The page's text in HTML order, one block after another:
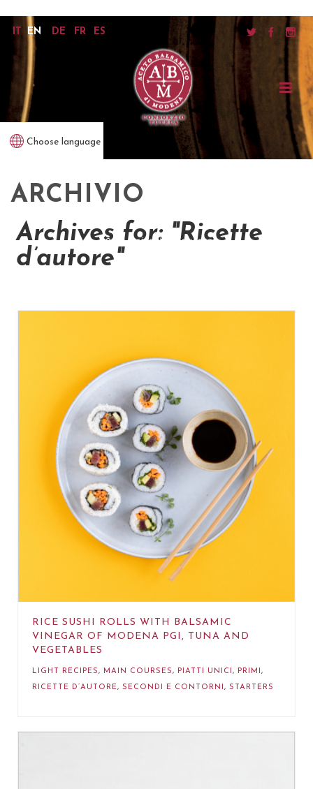
Choose language
home/ricette d’autore
IT EN DE FR ES
ARCHIVIO
Archives for: "Ricette
d’autore"
RICE SUSHI ROLLS WITH BALSAMIC
VINEGAR OF MODENA PGI, TUNA AND
VEGETABLES
LIGHT RECIPES, MAIN COURSES, PIATTI UNICI , PRIMI ,
RICETTE D’AUTORE, SECONDI E CONTORNI , STARTERS